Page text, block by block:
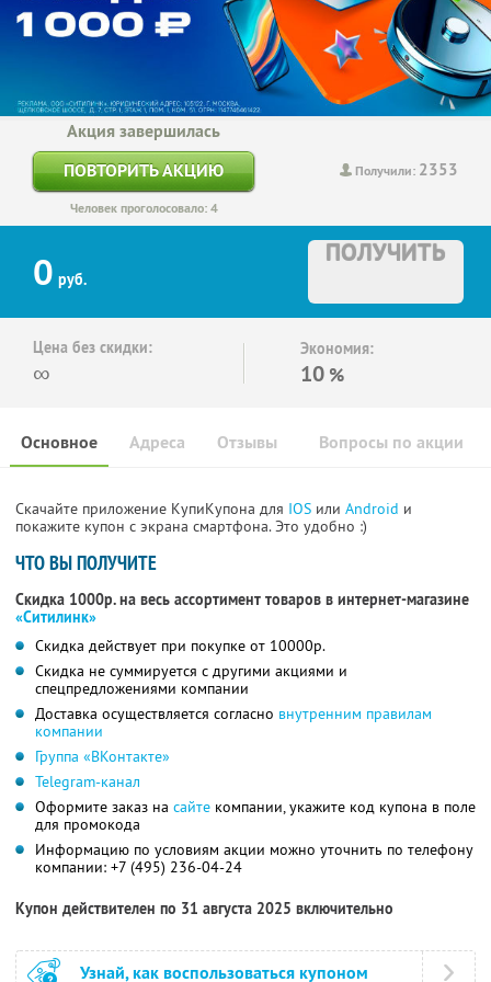
Получили: 2353
Акция завершилась
ПОВТОРИТЬ АКЦИЮ
Человек проголосовало: 4
0 руб.
ПОЛУЧИТЬ
Цена без скидки:
∞
Экономия:
10 %
Основное Отзывы Вопросы по акции
Адреса
Скачайте приложение КупиКупона для IOS или Android и
покажите купон с экрана смартфона. Это удобно :)
ЧТО ВЫ ПОЛУЧИТЕ
Скидка 1000р. на весь ассортимент товаров в интернет-магазине
«Ситилинк»
Скидка действует при покупке от 10000р.
Скидка не суммируется с другими акциями и
спецпредложениями компании
Доставка осуществляется согласно внутренним правилам
компании
Группа «ВКонтакте»
Telegram-канал
Оформите заказ на сайте компании, укажите код купона в поле
для промокода
Информацию по условиям акции можно уточнить по телефону
компании: +7 (495) 236-04-24
Купон действителен по 31 августа 2025 включительно
Узнай, как воспользоваться купоном